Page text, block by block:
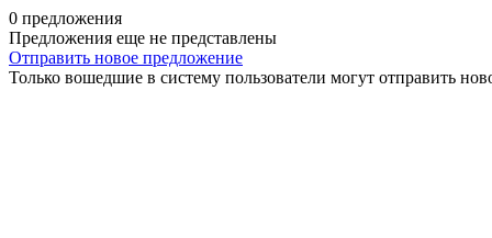
0 предложения
Предложения еще не представлены
Отправить новое предложение
Только вошедшие в систему пользователи могут отправить